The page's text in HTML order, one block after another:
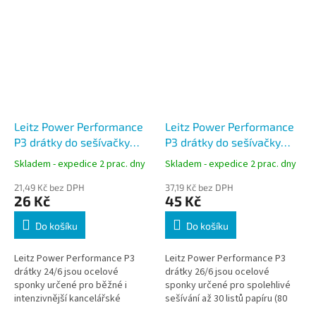
Leitz Power Performance
P3 drátky do sešívačky
24/6
Skladem - expedice 2 prac. dny
21,49 Kč bez DPH
26 Kč
Do košíku
Leitz Power Performance P3
drátky 24/6 jsou ocelové
sponky určené pro běžné i
intenzivnější kancelářské
Leitz Power Performance
P3 drátky do sešívačky
26/6
Skladem - expedice 2 prac. dny
37,19 Kč bez DPH
45 Kč
Do košíku
Leitz Power Performance P3
drátky 26/6 jsou ocelové
sponky určené pro spolehlivé
sešívání až 30 listů papíru (80